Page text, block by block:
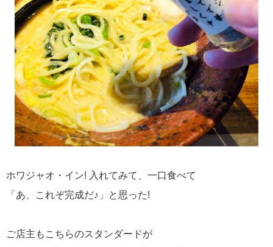
ホワジャオ・イン! 入れてみて、一口食べて
「あ、これぞ完成だ♪」と思った!
ご店主もこちらのスタンダードが